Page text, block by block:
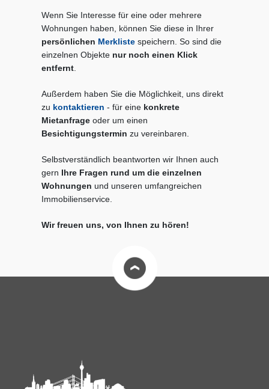
Wenn Sie Interesse für eine oder mehrere
Wohnungen haben, können Sie diese in Ihrer
persönlichen Merklistespeichern. So sind die
einzelnen Objekte nur noch einen Klick
entfernt.
Außerdem haben Sie die Möglichkeit, uns direkt
zu kontaktieren - für eine konkrete
Mietanfrageoder um einen
Besichtigungstermin zu vereinbaren.
Selbstverständlich beantworten wir Ihnen auch
gern Ihre Fragen rund um die einzelnen
Wohnungen und unseren umfangreichen
Immobilienservice.
Wir freuen uns, von Ihnen zu hören!